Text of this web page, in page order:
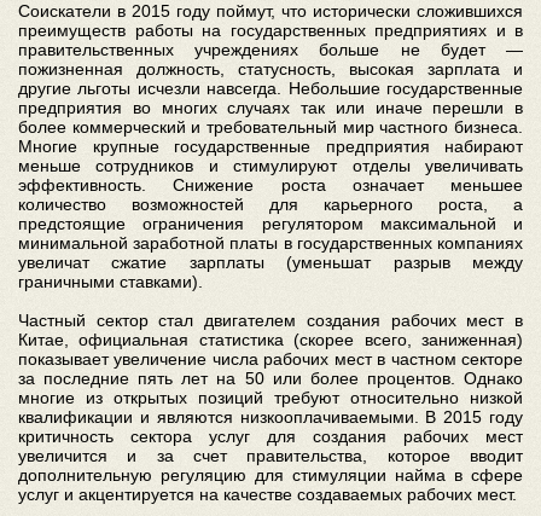
Соискатели в 2015 году поймут, что исторически сложившихся
преимуществ работы на государственных предприятиях и в
правительственных учреждениях больше не будет —
пожизненная должность, статусность, высокая зарплата и
другие льготы исчезли навсегда. Небольшие государственные
предприятия во многих случаях так или иначе перешли в
более коммерческий и требовательный мир частного бизнеса.
Многие крупные государственные предприятия набирают
меньше сотрудников и стимулируют отделы увеличивать
эффективность. Снижение роста означает меньшее
количество возможностей для карьерного роста, а
предстоящие ограничения регулятором максимальной и
минимальной заработной платы в государственных компаниях
увеличат сжатие зарплаты (уменьшат разрыв между
граничными ставками).
Частный сектор стал двигателем создания рабочих мест в
Китае, официальная статистика (скорее всего, заниженная)
показывает увеличение числа рабочих мест в частном секторе
за последние пять лет на 50 или более процентов. Однако
многие из открытых позиций требуют относительно низкой
квалификации и являются низкооплачиваемыми. В 2015 году
критичность сектора услуг для создания рабочих мест
увеличится и за счет правительства, которое вводит
дополнительную регуляцию для стимуляции найма в сфере
услуг и акцентируется на качестве создаваемых рабочих мест.